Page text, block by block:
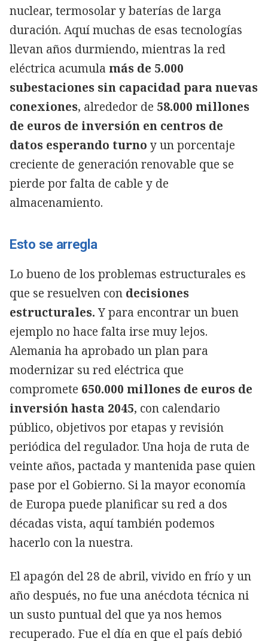
nuclear, termosolar y baterías de larga
duración. Aquí muchas de esas tecnologías
llevan años durmiendo, mientras la red
eléctrica acumula más de 5.000
subestaciones sin capacidad para nuevas
conexiones, alrededor de 58.000 millones
de euros de inversión en centros de
datos esperando turno y un porcentaje
creciente de generación renovable que se
pierde por falta de cable y de
almacenamiento.
Esto se arregla
Lo bueno de los problemas estructurales es
que se resuelven con decisiones
estructurales.Y para encontrar un buen
ejemplo no hace falta irse muy lejos.
Alemania ha aprobado un plan para
modernizar su red eléctrica que
compromete 650.000 millones de euros de
inversión hasta 2045, con calendario
público, objetivos por etapas y revisión
periódica del regulador. Una hoja de ruta de
veinte años, pactada y mantenida pase quien
pase por el Gobierno. Si la mayor economía
de Europa puede planificar su red a dos
décadas vista, aquí también podemos
hacerlo con la nuestra.
El apagón del 28 de abril, vivido en frío y un
año después, no fue una anécdota técnica ni
un susto puntual del que ya nos hemos
recuperado. Fue el día en que el país debió